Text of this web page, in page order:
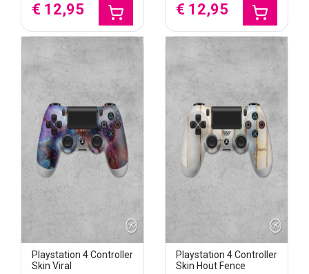
€ 12,95 € 12,95
Playstation 4 Controller
Skin Viral
Playstation 4 Controller
Skin Hout Fence